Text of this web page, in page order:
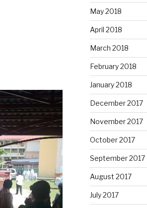
May 2018
April 2018
March 2018
February 2018
January 2018
December 2017
November 2017
October 2017
September 2017
August 2017
July 2017